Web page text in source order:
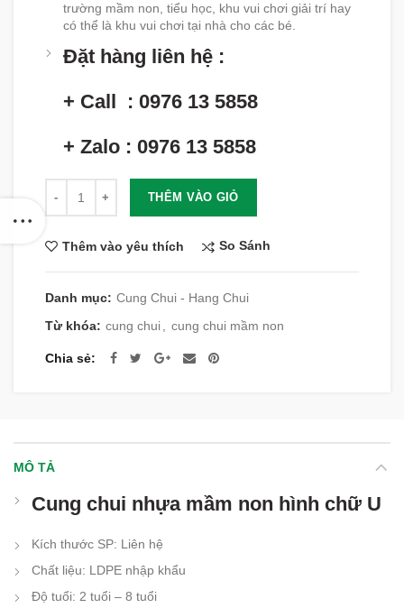
trường mầm non, tiểu học, khu vui chơi giải trí hay
có thể là khu vui chơi tại nhà cho các bé.
Đặt hàng liên hệ :
+ Call : 0976 13 5858
+ Zalo : 0976 13 5858
THÊM VÀO GIỎ
Thêm vào yêu thích So Sánh
Danh mục: Cung Chui - Hang Chui
Từ khóa: cung chui cung chui mầm non
Chia sẻ
MÔ TẢ
Cung chui nhựa mầm non hình chữ U
Kích thước SP: Liên hệ
Chất liệu: LDPE nhập khẩu
Độ tuổi: 2 tuổi – 8 tuổi